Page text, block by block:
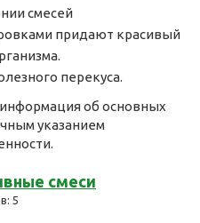
смесей
придают красивый
перекуса.
об основных
указанием
смеси
5